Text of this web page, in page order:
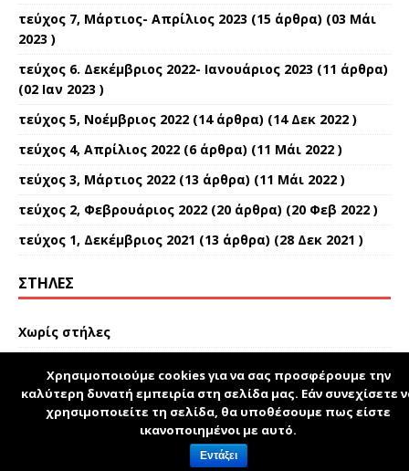
τεύχος 7, Μάρτιος- Απρίλιος 2023 (15 άρθρα) (03 Μάι
2023 )
τεύχος 6. Δεκέμβριος 2022- Ιανουάριος 2023 (11 άρθρα)
(02 Ιαν 2023 )
τεύχος 5, Νοέμβριος 2022 (14 άρθρα) (14 Δεκ 2022 )
τεύχος 4, Απρίλιος 2022 (6 άρθρα) (11 Μάι 2022 )
τεύχος 3, Μάρτιος 2022 (13 άρθρα) (11 Μάι 2022 )
τεύχος 2, Φεβρουάριος 2022 (20 άρθρα) (20 Φεβ 2022 )
τεύχος 1, Δεκέμβριος 2021 (13 άρθρα) (28 Δεκ 2021 )
ΣΤΉΛΕΣ
Χωρίς στήλες
schoolpress.sch.gr
Όροι Χρήσης schoolpress.sch.gr
προσβασιμότητας
Χρησιμοποιούμε cookies για να σας προσφέρουμε την
καλύτερη δυνατή εμπειρία στη σελίδα μας. Εάν συνεχίσετε
χρησιμοποιείτε τη σελίδα, θα υποθέσουμε πως είστε
ικανοποιημένοι με αυτό.
Εντάξει